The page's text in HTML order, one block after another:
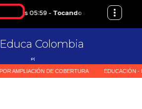
Educa Colombia
Primer medio esp